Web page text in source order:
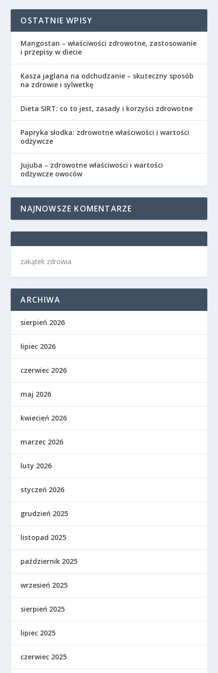
OSTATNIE WPISY
Mangostan – właściwości zdrowotne, zastosowanie
i przepisy w diecie
Kasza jaglana na odchudzanie – skuteczny sposób
na zdrowie i sylwetkę
Dieta SIRT: co to jest, zasady i korzyści zdrowotne
Papryka słodka: zdrowotne właściwości i wartości
odżywcze
Jujuba – zdrowotne właściwości i wartości
odżywcze owoców
NAJNOWSZE KOMENTARZE
zakątek zdrowia
ARCHIWA
sierpień 2026
lipiec 2026
czerwiec 2026
maj 2026
kwiecień 2026
marzec 2026
luty 2026
styczeń 2026
grudzień 2025
listopad 2025
październik 2025
wrzesień 2025
sierpień 2025
lipiec 2025
czerwiec 2025